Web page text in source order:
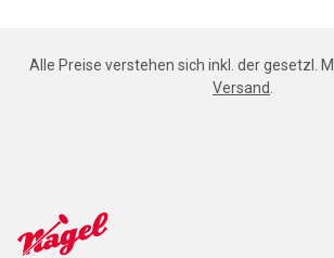
Alle Preise verstehen sich inkl. der gesetzl.
Versand